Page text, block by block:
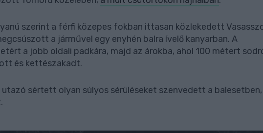
szerint a férfi közepes fokban ittasan közlekedett
a járművel egy enyhén balra ívelő kanyarban. A
a jobb oldali padkára, majd az árokba, ahol 100 métert
és kettészakadt.
utazó sértett olyan súlyos sérüléseket szenvedett a